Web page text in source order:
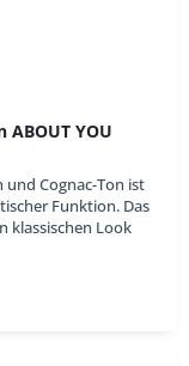
ABOUT YOU
und Cognac-Ton ist
Funktion. Das
klassischen Look